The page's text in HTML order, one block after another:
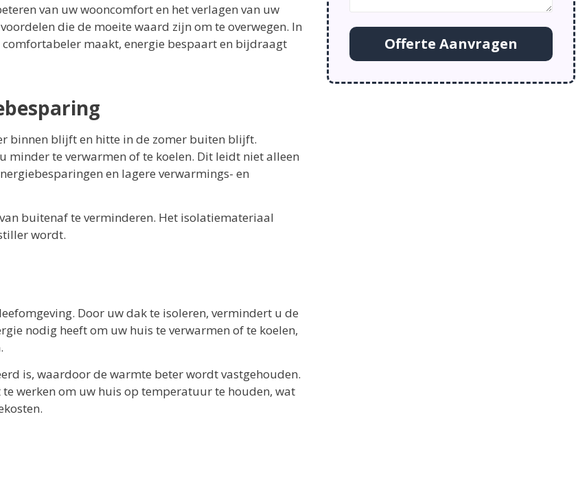
van uw wooncomfort en het verlagen van uw
die de moeite waard zijn om te overwegen. In
comfortabeler maakt, energie bespaart en bijdraagt
binnen blijft en hitte in de zomer buiten blijft.
te verwarmen of te koelen. Dit leidt niet alleen
en lagere verwarmings- en
buitenaf te verminderen. Het isolatiemateriaal
wordt.
Door uw dak te isoleren, vermindert u de
nodig heeft om uw huis te verwarmen of te koelen,
is, waardoor de warmte beter wordt vastgehouden.
werken om uw huis op temperatuur te houden, wat
Offerte Aanvragen